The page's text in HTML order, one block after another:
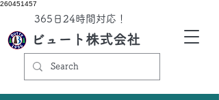
260451457
ビュート株式会社
​365日24時間対応！